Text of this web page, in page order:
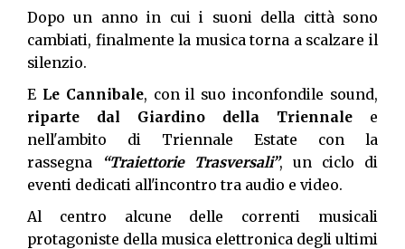
Dopo un anno in cui i suoni della città sono
cambiati, finalmente la musica torna a scalzare il
silenzio.
E Le Cannibale, con il suo inconfondile sound,
riparte dal Giardino della Triennale e
nell'ambito di Triennale Estate con la
rassegna
“Traiettorie Trasversali”, un ciclo di
eventi dedicati all'incontro tra audio e video.
Al centro alcune delle correnti musicali
protagoniste della musica elettronica degli ultimi